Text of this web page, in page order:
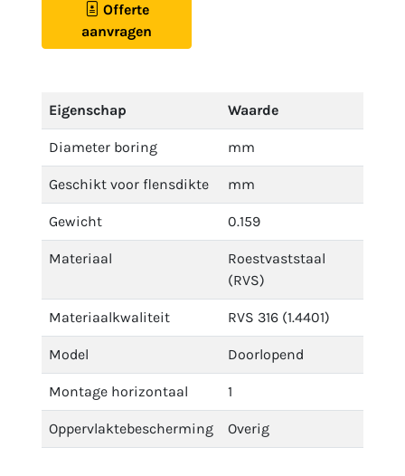
Offerte
aanvragen
Eigenschap Waarde
Diameter boring mm
Geschikt voor flensdikte mm
Gewicht 0.159
Materiaal
Roestvaststaal
(RVS)
Materiaalkwaliteit RVS 316 (1.4401)
Model Doorlopend
Montage horizontaal 1
Oppervlaktebescherming Overig